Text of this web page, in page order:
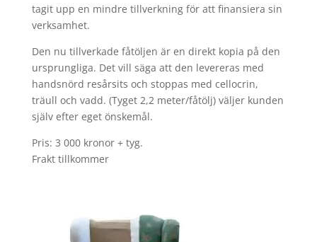
tagit upp en mindre tillverkning för att finansiera sin
verksamhet.
Den nu tillverkade fåtöljen är en direkt kopia på den
ursprungliga. Det vill säga att den levereras med
handsnörd resårsits och stoppas med cellocrin,
träull och vadd. (Tyget 2,2 meter/fåtölj) väljer kunden
själv efter eget önskemål.
Pris: 3 000 kronor + tyg.
Frakt tillkommer